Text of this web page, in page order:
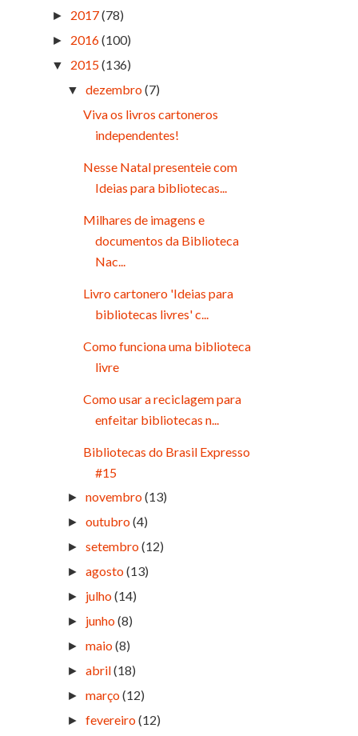
► 2017(78)
► 2016(100)
▼ 2015(136)
▼ dezembro(7)
Viva os livros cartoneros
independentes!
Nesse Natal presenteie com
Ideias para bibliotecas...
Milhares de imagens e
documentos da Biblioteca
Nac...
Livro cartonero 'Ideias para
bibliotecas livres' c...
Como funciona uma biblioteca
livre
Como usar a reciclagem para
enfeitar bibliotecas n...
Bibliotecas do Brasil Expresso
#15
►novembro(13)
►outubro(4)
►setembro(12)
►agosto(13)
► julho(14)
► junho(8)
►maio(8)
►abril(18)
►março(12)
►fevereiro(12)